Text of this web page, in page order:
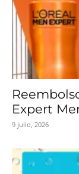
Expert
9 julio, 2026